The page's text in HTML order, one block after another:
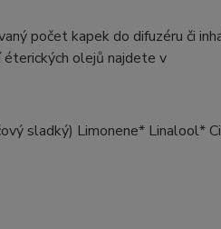
počet kapek do difuzéru či
éterických olejů najdete v
sladký) Limonene* Linalool*